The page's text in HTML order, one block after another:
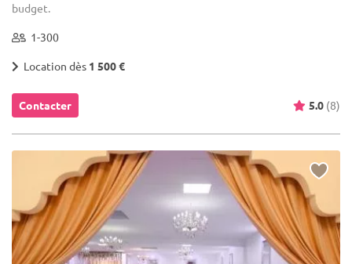
budget.
1-300
Location dès 1 500 €
Contacter 5.0 (8)